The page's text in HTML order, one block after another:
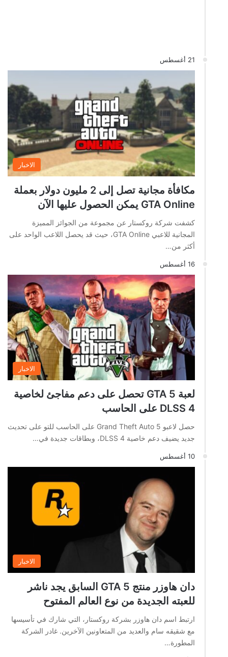
21 أغسطس
الاخبار
مكافأة مجانية تصل إلى 2 مليون دولار بعملة
GTA Online يمكن الحصول عليها الآن
كشفت شركة روكستار عن مجموعة من الجوائز المميزة
المجانية للاعبي GTA Online، حيث قد يحصل اللاعب الواحد على
أكثر من…
16 أغسطس
الاخبار
لعبة GTA 5 تحصل على دعم مفاجئ لخاصية
DLSS 4 على الحاسب
حصل لاعبو Grand Theft Auto 5 على الحاسب للتو على تحديث
جديد يضيف دعم خاصية DLSS 4، وبطاقات جديدة في…
10 أغسطس
الاخبار
دان هاوزر منتج GTA 5 السابق يجد ناشر
للعبته الجديدة من نوع العالم المفتوح
ارتبط اسم دان هاوزر بشركة روكستار، التي شارك في تأسيسها
مع شقيقه سام والعديد من المتعاونين الآخرين. غادر الشركة
المطورة…